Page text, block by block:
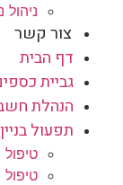
ניהול
צור קשר
דף הבית
גביית
הנהלת
תפעול בניין
טיפול